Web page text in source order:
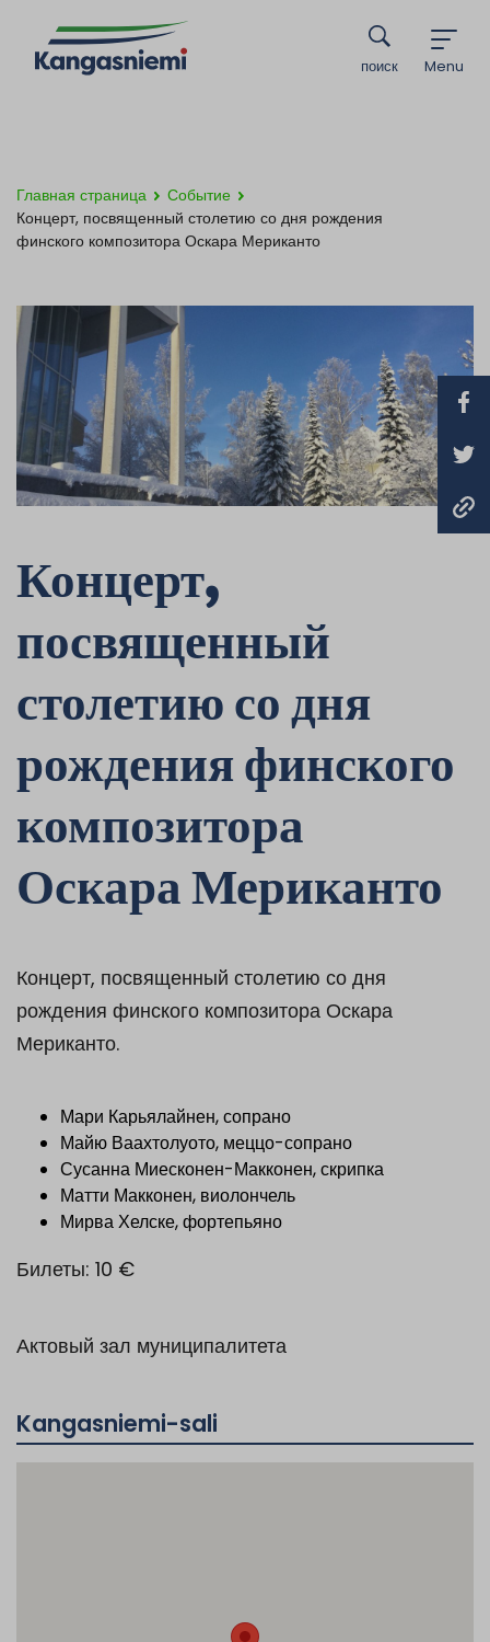
Menu
поиск
Главная страница
Событие
Концерт, посвященный столетию со дня рождения
финского композитора Оскара Мериканто
Концерт,
посвященный
столетию со дня
рождения финского
композитора
Оскара Мериканто
Концерт, посвященный столетию со дня
рождения финского композитора Оскара
Мериканто.
Мари Карьялайнен, сопрано
Майю Ваахтолуото, меццо-сопрано
Сусанна Миесконен-Макконен, скрипка
Матти Макконен, виолончель
Мирва Хелске, фортепьяно
Билеты: 10 €
Актовый зал муниципалитета
Kangasniemi-sali